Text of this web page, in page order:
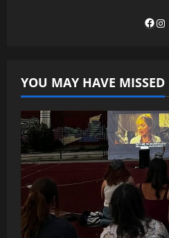
YOU MAY HAVE MISSED